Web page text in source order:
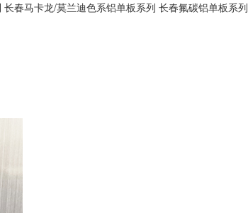
长春马卡龙/莫兰迪色系铝单板系列 长春氟碳铝单板系列